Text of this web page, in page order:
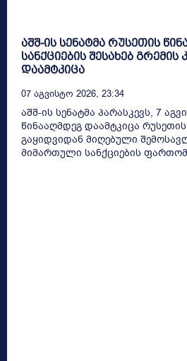
აშშ-ის სენატმა რუსეთის
სანქციების შესახებ
დაამტკიცა
07 Აგვისტო 2026, 23:34
აშშ-ის სენატმა პარასკევს, 7
წინააღმდეგ დაამტკიცა
გაყიდვიდან მიღებული
მიმართული სანქციების